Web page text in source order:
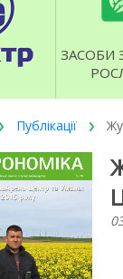
ЗАСОБИ
Публікації